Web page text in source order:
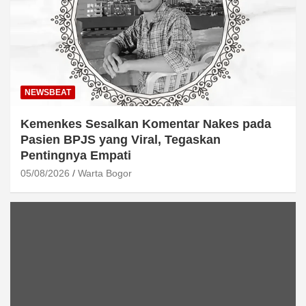
NEWSBEAT
Kemenkes Sesalkan Komentar Nakes pada
Pasien BPJS yang Viral, Tegaskan
Pentingnya Empati
05/08/2026 Warta Bogor